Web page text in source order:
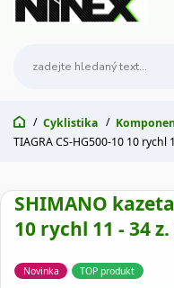
Cyklistika
TIAGRA CS-HG500-10 10 rychl
SHIMANO
10 rychl 11 - 34
Novinka TOP produkt